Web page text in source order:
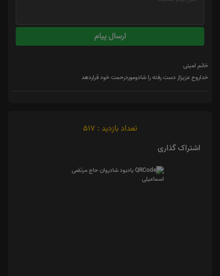
ارسال پیام
خانم امینی
خداروح عزیزاز دست رفته را شادوموردرحمت خود قراردهد
تعداد بازدید : 517
اشتراک گذاری